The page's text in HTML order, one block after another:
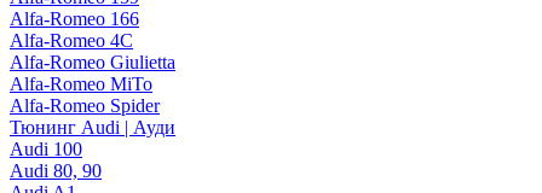
Alfa-Romeo 166
Alfa-Romeo 4C
Alfa-Romeo Giulietta
Alfa-Romeo MiTo
Alfa-Romeo Spider
Тюнинг Audi | Ауди
Audi 100
Audi 80, 90